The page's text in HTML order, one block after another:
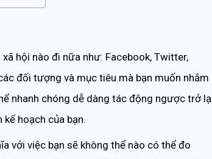
hội nào đi nữa như: Facebook, Twitter,
đối tượng và mục tiêu mà bạn muốn nhắm
nhanh chóng dễ dàng tác động ngược trở
hoạch của bạn.
với việc bạn sẽ không thể nào có thể đo